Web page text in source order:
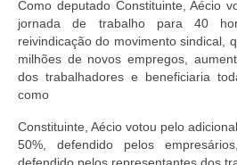
Como deputado Constituinte, Aécio
jornada de trabalho para 40
reivindicação do movimento sindical,
milhões de novos empregos,
dos trabalhadores e beneficiaria
como
Constituinte, Aécio votou pelo
50%, defendido pelos